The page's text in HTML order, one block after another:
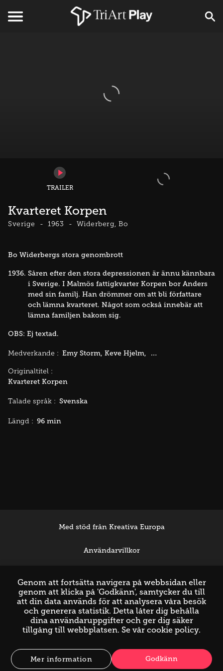
TRAILER
Kvarteret Korpen
Sverige 1963 Widerberg, Bo
Bo Widerbergs stora genombrott
Såren efter den stora depressionen är ännu kännbara
i Sverige. I Malmös fattigkvarter Korpen bor Anders
med sin familj. Han drömmer om att bli författare
och lämna kvarteret. Något som också innebär att
lämna familjen bakom sig.
OBS: Ej textad.
Medverkande : Emy Storm Keve Hjelm Thommy Berggren
Originaltitel :
Kvarteret Korpen
Talade språk : Svenska
Längd : 96 min
Med stöd från Kreativa Europa
Användarvillkor
Genom att fortsätta navigera på webbsidan eller
genom att klicka på 'Godkänn', samtycker du till
att din data används för att analysera våra besök
och generera statistik. Detta låter dig behålla
dina användaruppgifter och ger dig säker
tillgång till webbplatsen. Se vår cookie policy.
Godkänn
Mer information